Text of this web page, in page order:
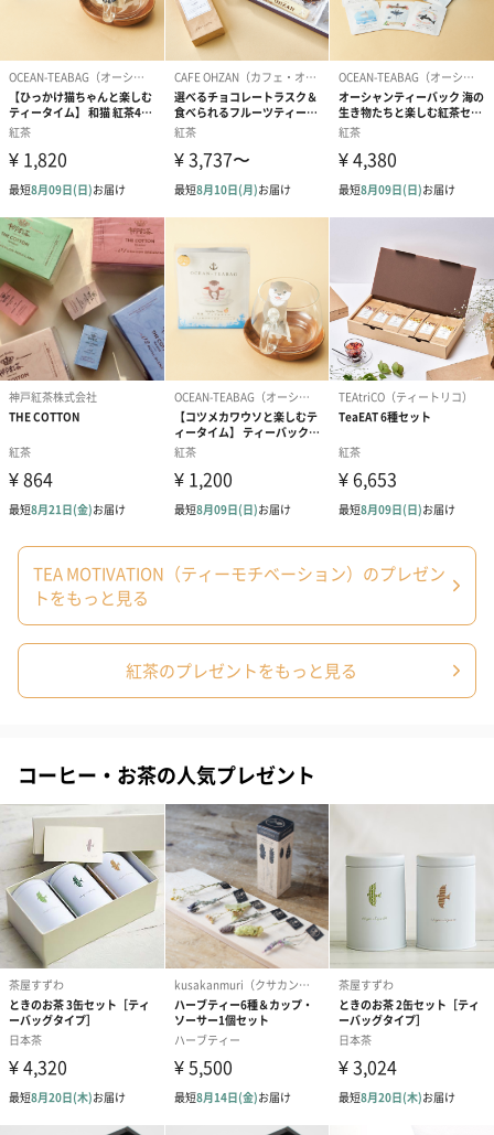
結婚祝い（御結婚御
祝）（110円）
出産祝い（御出産御
祝）（110円）
内祝い_蝶結
（110円）
結婚祝いちょい足しギフト
結婚祝いギフトへの＋αにおすすめです。新生活を彩るギフトオプ
ションをご用意いたしました。
商品と同梱してお届けいたします。
ブライダルロリポップ
ドレス（いちご味)
ブライダルロリポップ
タキシード（コーラ味)
夫婦箸と箸置
（2,420円）
生花
生花のブーケを同梱します。
※9-15時にご注文いただく場合、最短のお届け可能日が通常より
も1日遅くなります。
シーズンブーケ（ひま
わり）（1,880円）
ブーケ（ホワイトグリ
ーン）（1,650円）
ブーケ（ピン
（1,650円）
ドライフラワー・プリザーブドフラワー
自然のお花で作ったドライフラワー・プリザーブドフラワーを同
梱します。
一部花材が写真と異なる場合がございます。予めご了承くださ
い。パッケージに入れてお届けします。
TEA MOTIVATION（ティーモチベーション）のプレゼン
トをもっと見る
紅茶のプレゼントをもっと見る
コーヒー・お茶の人気プレゼント